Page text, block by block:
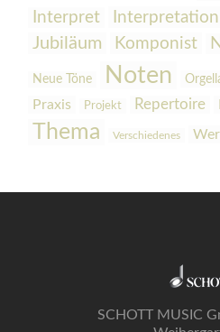
Interpret Interpretation
Jubiläum
Komponist
Neue Töne Noten
Praxis Projekt Repertoire
Thema Verschiedenes
SCHOTT MUSIC